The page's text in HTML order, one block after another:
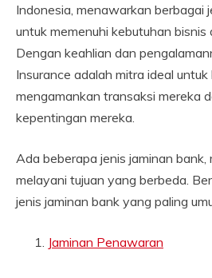
Indonesia, menawarkan berbagai
untuk memenuhi kebutuhan bisnis
Dengan keahlian dan
Insurance adalah mitra ideal
mengamankan transaksi mereka
kepentingan mereka.
Ada beberapa jenis jaminan bank,
melayani tujuan yang berbeda.
jenis jaminan bank yang paling
Jaminan Penawaran